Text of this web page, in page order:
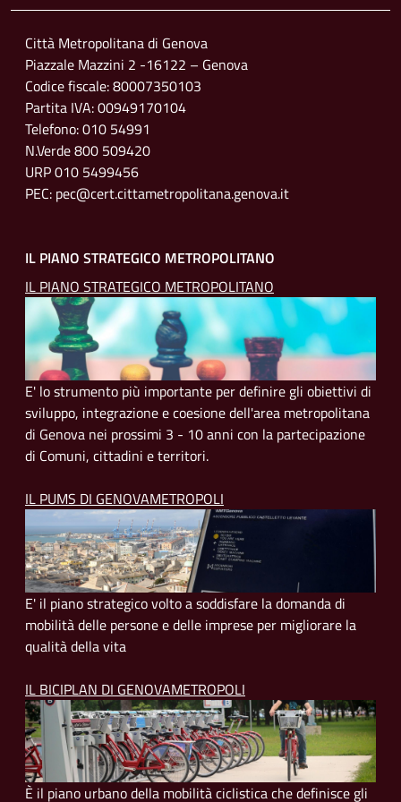
Città Metropolitana di Genova
Piazzale Mazzini 2 -16122 – Genova
Codice fiscale: 80007350103
Partita IVA: 00949170104
Telefono: 010 54991
N.Verde 800 509420
URP 010 5499456
PEC: pec@cert.cittametropolitana.genova.it
IL PIANO STRATEGICO METROPOLITANO
IL PIANO STRATEGICO METROPOLITANO
E' lo strumento più importante per definire gli obiettivi di
sviluppo, integrazione e coesione dell'area metropolitana
di Genova nei prossimi 3 - 10 anni con la partecipazione
di Comuni, cittadini e territori.
IL PUMS DI GENOVAMETROPOLI
E' il piano strategico volto a soddisfare la domanda di
mobilità delle persone e delle imprese per migliorare la
qualità della vita
IL BICIPLAN DI GENOVAMETROPOLI
È il piano urbano della mobilità ciclistica che definisce gli